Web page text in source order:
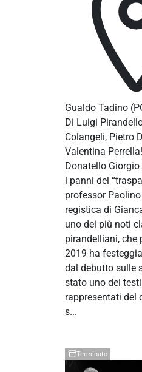
Gualdo Tadino
Di Luigi
Colangeli, Pietro
Valentina
Donatello
i panni del
professor
registica di
uno dei più noti
pirandelliani, che
2019 ha
dal debutto sulle
stato uno dei
rappresentati del
s...
Terminato